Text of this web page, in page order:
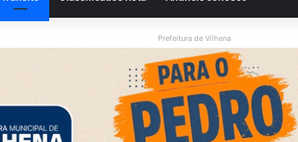
Prefeitura de Vilhena